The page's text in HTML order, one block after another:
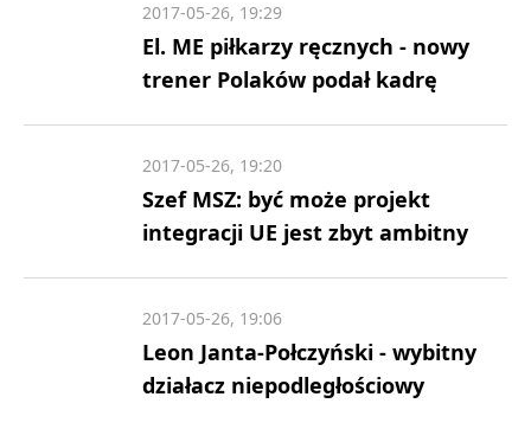
El. ME piłkarzy ręcznych - nowy
trener Polaków podał kadrę
2017-05-26, 19:29
Szef MSZ: być może projekt
integracji UE jest zbyt ambitny
2017-05-26, 19:20
Leon Janta-Połczyński - wybitny
działacz niepodległościowy
2017-05-26, 19:06